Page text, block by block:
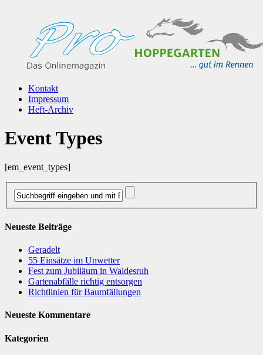
Kontakt
Impressum
Heft-Archiv
Event Types
[em_event_types]
Neueste Beiträge
Geradelt
​55 Einsätze im Unwetter
Fest zum Jubiläum in Waldesruh
Gartenabfälle richtig entsorgen
Richtlinien für Baumfällungen
Neueste Kommentare
Kategorien